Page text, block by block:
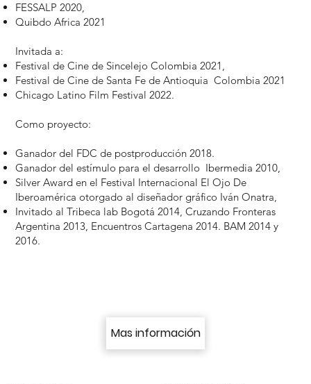
FESSALP 2020,
Quibdo Africa 2021
Invitada a:
Festival de Cine de Sincelejo Colombia 2021,
Festival de Cine de Santa Fe de Antioquia Colombia 2021
Chicago Latino Film Festival 2022.
Como proyecto:
Ganador del FDC de postproducción 2018.
Ganador del estímulo para el desarrollo Ibermedia 2010,
Silver Award en el Festival Internacional El Ojo De
Iberoamérica otorgado al diseñador gráfico Iván Onatra,
Invitado al Tribeca lab Bogotá 2014, Cruzando Fronteras
Argentina 2013, Encuentros Cartagena 2014. BAM 2014 y
2016.
Tráiler
Mas información